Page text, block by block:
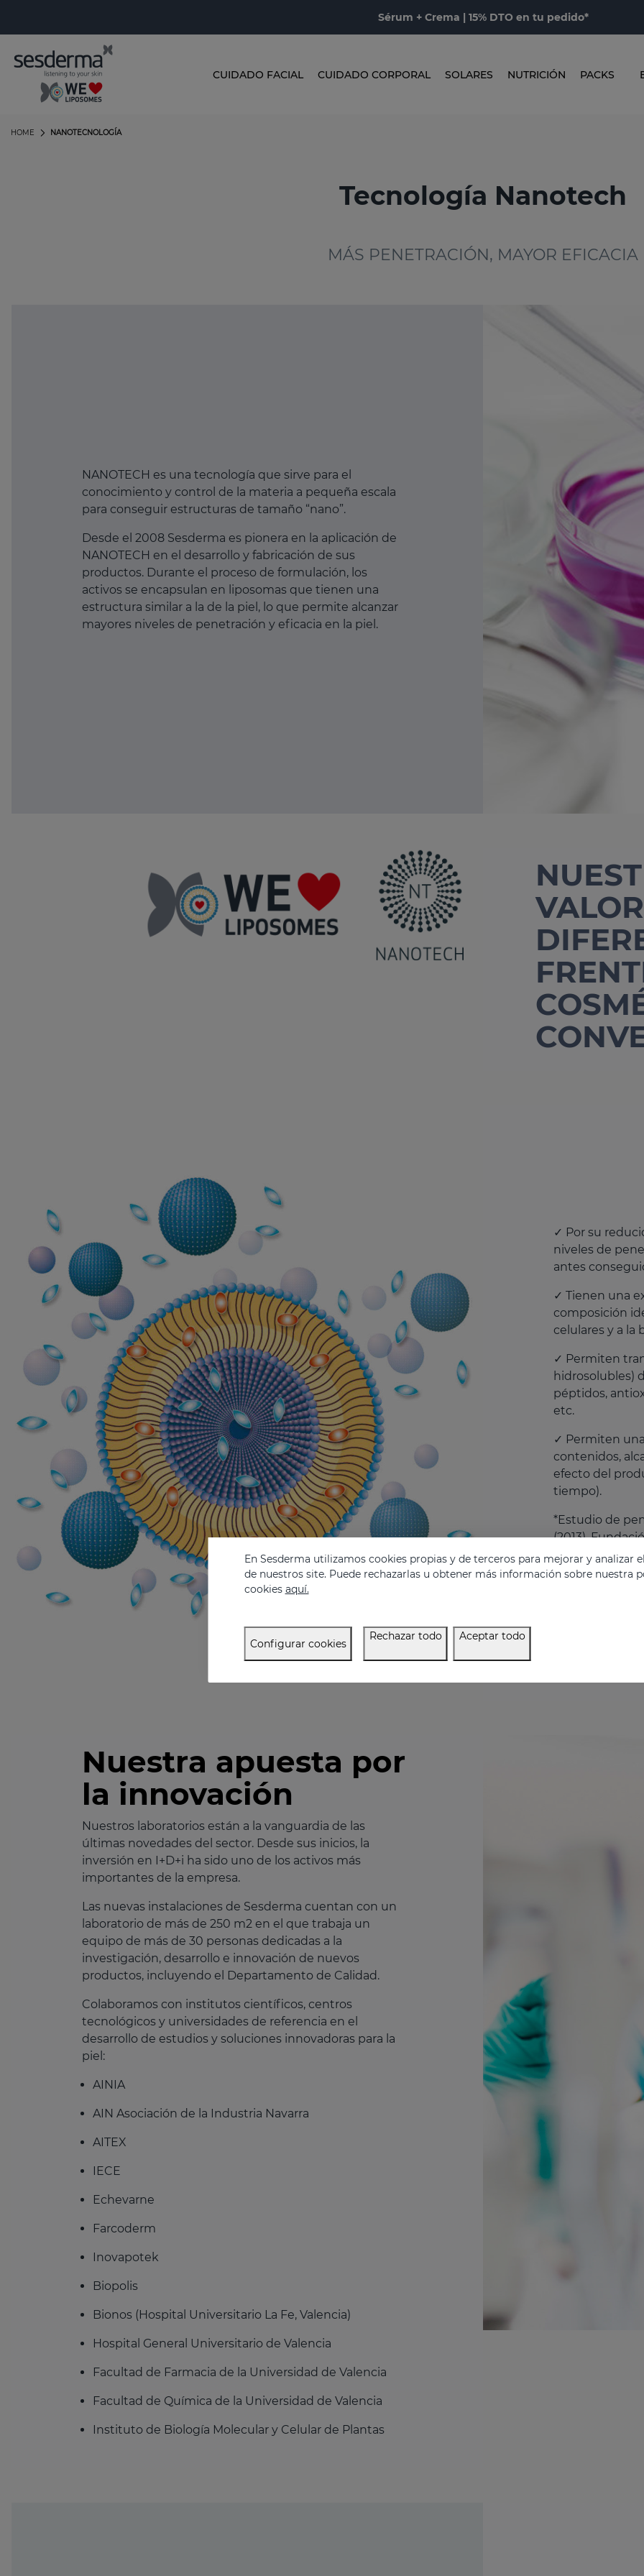
Sérum + Crema | 15% DTO en tu pedido*
CUIDADO FACIAL CUIDADO CORPORAL SOLARES NUTRICIÓN PACKS
NANOTECNOLOGÍA
HOME
Tecnología Nanotech
MÁS PENETRACIÓN, MAYOR EFICACIA
NANOTECH es una tecnología que sirve para el
conocimiento y control de la materia a pequeña escala
para conseguir estructuras de tamaño “nano”.
Desde el 2008 Sesderma es pionera en la aplicación de
NANOTECH en el desarrollo y fabricación de sus
productos. Durante el proceso de formulación, los
activos se encapsulan en liposomas que tienen una
estructura similar a la de la piel, lo que permite alcanzar
mayores niveles de penetración y eficacia en la piel.
VALOR
✓ Por su
niveles de
antes
✓ Tienen una
composición
celulares y a la
✓ Permiten
hidrosolubles)
péptidos,
etc.
✓ Permiten
contenidos,
efecto del
tiempo).
*Estudio de
(2013).
Universitario
Nuestra apuesta por
la innovación
Nuestros laboratorios están a la vanguardia de las
últimas novedades del sector. Desde sus inicios, la
inversión en I+D+i ha sido uno de los activos más
importantes de la empresa.
Las nuevas instalaciones de Sesderma cuentan con un
laboratorio de más de 250 m2 en el que trabaja un
equipo de más de 30 personas dedicadas a la
investigación, desarrollo e innovación de nuevos
productos, incluyendo el Departamento de Calidad.
Colaboramos con institutos científicos, centros
tecnológicos y universidades de referencia en el
desarrollo de estudios y soluciones innovadoras para la
piel:
AINIA
AIN Asociación de la Industria Navarra
AITEX
IECE
Echevarne
Farcoderm
Inovapotek
Biopolis
Bionos (Hospital Universitario La Fe, Valencia)
Hospital General Universitario de Valencia
Facultad de Farmacia de la Universidad de Valencia
Facultad de Química de la Universidad de Valencia
Instituto de Biología Molecular y Celular de Plantas
En Sesderma utilizamos cookies propias y de terceros para mejorar y analizar
de nuestros site. Puede rechazarlas u obtener más información sobre nuestra
cookies aquí.
Configurar cookies
Rechazar todo Aceptar todo